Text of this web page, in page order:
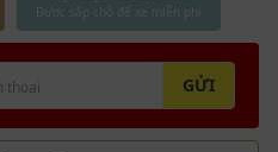
Được sắp chỗ để xe miễn phí
GỬI